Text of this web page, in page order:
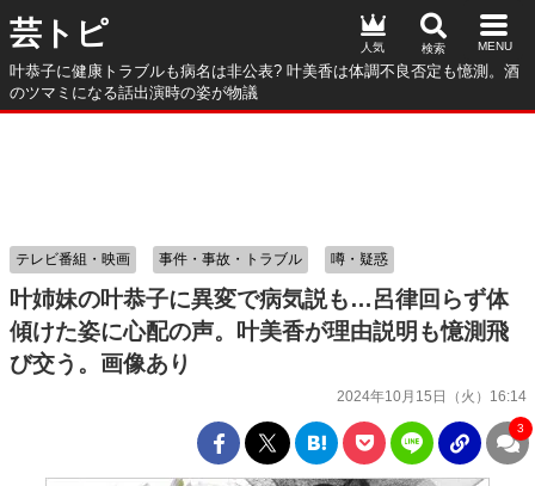
芸トピ
叶恭子に健康トラブルも病名は非公表? 叶美香は体調不良否定も憶測。酒
のツマミになる話出演時の姿が物議
人気
叶姉妹の叶恭子に異変で病気説も…呂律回らず体
傾けた姿に心配の声。叶美香が理由説明も憶測飛
び交う。画像あり
2024年10月15日（火）16:14
テレビ番組・映画 事件・事故・トラブル 噂・疑惑
3